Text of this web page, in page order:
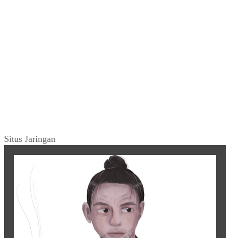
Situs Jaringan